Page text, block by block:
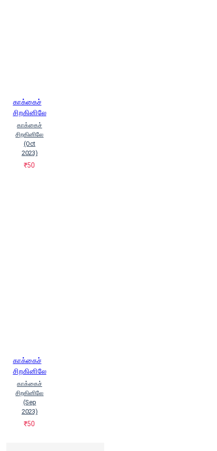
காக்கைச்
சிறகினிலே
காக்கைச்
சிறகினிலே
(Oct
2023)
₹50
காக்கைச்
சிறகினிலே
காக்கைச்
சிறகினிலே
(Sep
2023)
₹50